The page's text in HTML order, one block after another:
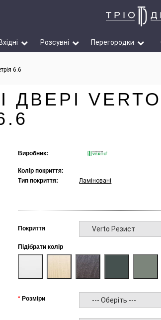
Вхідні Розсувні Перегородки
6.6
ДВЕРІ VERTO
Виробник:
Колір покриття:
Тип покриття:
Ламіновані
Покриття Verto Резист
Підібрати колір
Розміри --- Оберіть ---